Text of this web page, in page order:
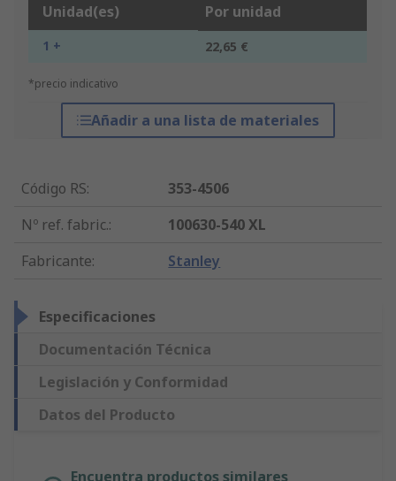
Unidad(es) Por unidad
1 + 22,65 €
*precio indicativo
Añadir a una lista de materiales
Código RS:
353-4506
Nº ref. fabric.:
100630-540 XL
Fabricante: Stanley
Especificaciones
Documentación Técnica
Legislación y Conformidad
Datos del Producto
Encuentra productos similares